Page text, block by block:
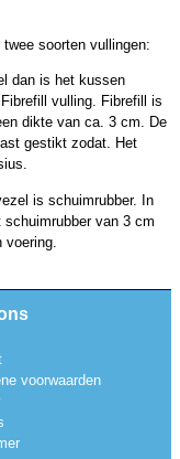
soorten vullingen:
dan is het kussen
vulling. Fibrefill is
dikte van ca. 3 cm. De
gestikt zodat. Het
is schuimrubber. In
van 3 cm
voorwaarden